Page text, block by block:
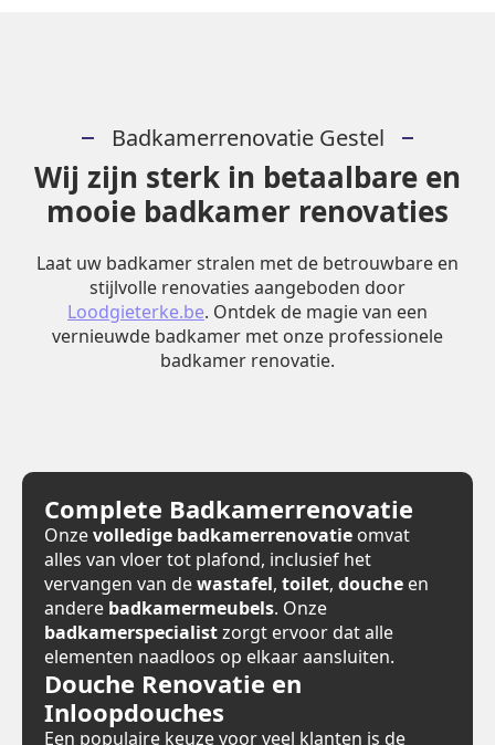
Badkamerrenovatie Gestel
Wij zijn sterk in betaalbare en
mooie badkamer renovaties
Laat uw badkamer stralen met de betrouwbare en
stijlvolle renovaties aangeboden door
Loodgieterke.be. Ontdek de magie van een
vernieuwde badkamer met onze professionele
badkamer renovatie.
Complete Badkamerrenovatie
Onzevolledige badkamerrenovatie omvat
alles van vloer tot plafond, inclusief het
vervangen van dewastafel, toilet, douche en
andere badkamermeubels. Onze
badkamerspecialistzorgt ervoor dat alle
elementen naadloos op elkaar aansluiten.
Douche Renovatie en
Inloopdouches
Een populaire keuze voor veel klanten is de